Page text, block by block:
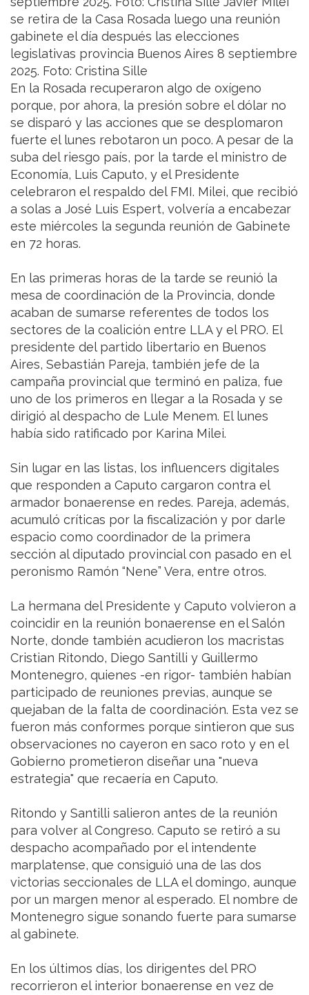
se retira de la Casa Rosada luego una reunión
gabinete el día después las elecciones
legislativas provincia Buenos Aires 8 septiembre
2025. Foto: Cristina Sille
En la Rosada recuperaron algo de oxígeno
porque, por ahora, la presión sobre el dólar no
se disparó y las acciones que se desplomaron
fuerte el lunes rebotaron un poco. A pesar de la
suba del riesgo país, por la tarde el ministro de
Economía, Luis Caputo, y el Presidente
celebraron el respaldo del FMI. Milei, que recibió
a solas a José Luis Espert, volvería a encabezar
este miércoles la segunda reunión de Gabinete
en 72 horas.
En las primeras horas de la tarde se reunió la
mesa de coordinación de la Provincia, donde
acaban de sumarse referentes de todos los
sectores de la coalición entre LLA y el PRO. El
presidente del partido libertario en Buenos
Aires, Sebastián Pareja, también jefe de la
campaña provincial que terminó en paliza, fue
uno de los primeros en llegar a la Rosada y se
dirigió al despacho de Lule Menem. El lunes
había sido ratificado por Karina Milei.
Sin lugar en las listas, los influencers digitales
que responden a Caputo cargaron contra el
armador bonaerense en redes. Pareja, además,
acumuló críticas por la fiscalización y por darle
espacio como coordinador de la primera
sección al diputado provincial con pasado en el
peronismo Ramón “Nene” Vera, entre otros.
La hermana del Presidente y Caputo volvieron a
coincidir en la reunión bonaerense en el Salón
Norte, donde también acudieron los macristas
Cristian Ritondo, Diego Santilli y Guillermo
Montenegro, quienes -en rigor- también habían
participado de reuniones previas, aunque se
quejaban de la falta de coordinación. Esta vez se
fueron más conformes porque sintieron que sus
observaciones no cayeron en saco roto y en el
Gobierno prometieron diseñar una "nueva
estrategia" que recaería en Caputo.
Ritondo y Santilli salieron antes de la reunión
para volver al Congreso. Caputo se retiró a su
despacho acompañado por el intendente
marplatense, que consiguió una de las dos
victorias seccionales de LLA el domingo, aunque
por un margen menor al esperado. El nombre de
Montenegro sigue sonando fuerte para sumarse
al gabinete.
En los últimos días, los dirigentes del PRO
recorrieron el interior bonaerense en vez de